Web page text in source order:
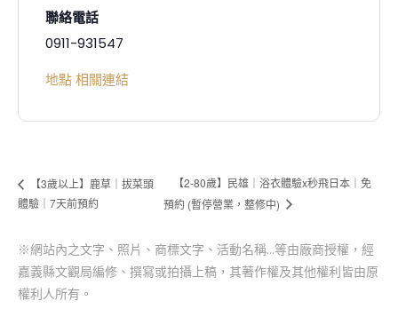
聯絡電話
0911-931547
地點 相關連結
【3歲以上】鹿草｜拔菜頭
體驗｜7天前預約
【2-80歲】民雄｜浴衣體驗x秒飛日本｜免
預約 (暫停營業，整修中)
※網站內之文字、照片、商標文字、活動名稱…等由廠商授權，經
嘉義縣文觀局編修、撰寫或拍攝上稿，其著作權及其他權利皆由原
權利人所有。